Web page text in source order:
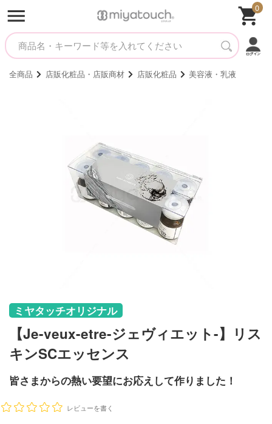
0
全商品 店販化粧品・店販商材 店販化粧品 美容液・乳液
ミヤタッチオリジナル
【Je-veux-etre-ジェヴィエット-】リス
キンSCエッセンス
皆さまからの熱い要望にお応えして作りました！
レビューを書く